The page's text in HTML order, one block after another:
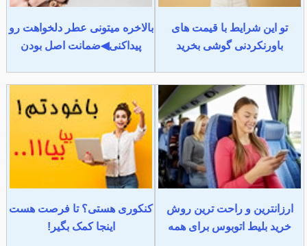
تو این شرایط با قیمت های
باورنکردنی گوشی بخرید
بالاخره میتونی عطر دلخواهت رو
پیداکنی◀ضمانت اصل بودن
ارزانترین و راحت ترین روش
خرید بلیط اتوبوس برای همه
کنکوری هستی؟ تا فرصت هست
اینجا کمک بگیر!